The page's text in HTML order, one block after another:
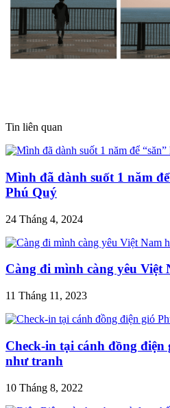
Tin liên quan
Mình đã dành suốt 1 năm
Phú Quý
24 Tháng 4, 2024
Càng đi mình càng yêu Việt
11 Tháng 11, 2023
Check-in tại cánh đồng
như tranh
10 Tháng 8, 2022